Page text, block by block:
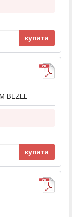
купити
BEZEL
купити